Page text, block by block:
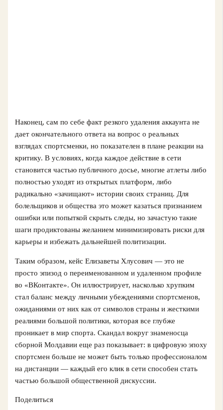
Наконец, сам по себе факт резкого удаления аккаунта не
дает окончательного ответа на вопрос о реальных
взглядах спортсменки, но показателен в плане реакции на
критику. В условиях, когда каждое действие в сети
становится частью публичного досье, многие атлеты либо
полностью уходят из открытых платформ, либо
радикально «зачищают» истории своих страниц. Для
болельщиков и общества это может казаться признанием
ошибки или попыткой скрыть следы, но зачастую такие
шаги продиктованы желанием минимизировать риски для
карьеры и избежать дальнейшей политизации.
Таким образом, кейс Елизаветы Хлусович — это не
просто эпизод о переименованном и удаленном профиле
во «ВКонтакте». Он иллюстрирует, насколько хрупким
стал баланс между личными убеждениями спортсменов,
ожиданиями от них как от символов страны и жесткими
реалиями большой политики, которая все глубже
проникает в мир спорта. Скандал вокруг знаменосца
сборной Молдавии еще раз показывает: в цифровую эпоху
спортсмен больше не может быть только профессионалом
на дистанции — каждый его клик в сети способен стать
частью большой общественной дискуссии.
Поделиться